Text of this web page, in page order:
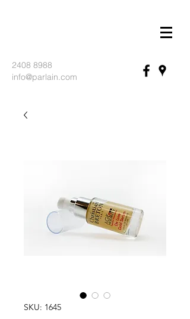
2408 8988
info@parlain.com
SKU: 1645